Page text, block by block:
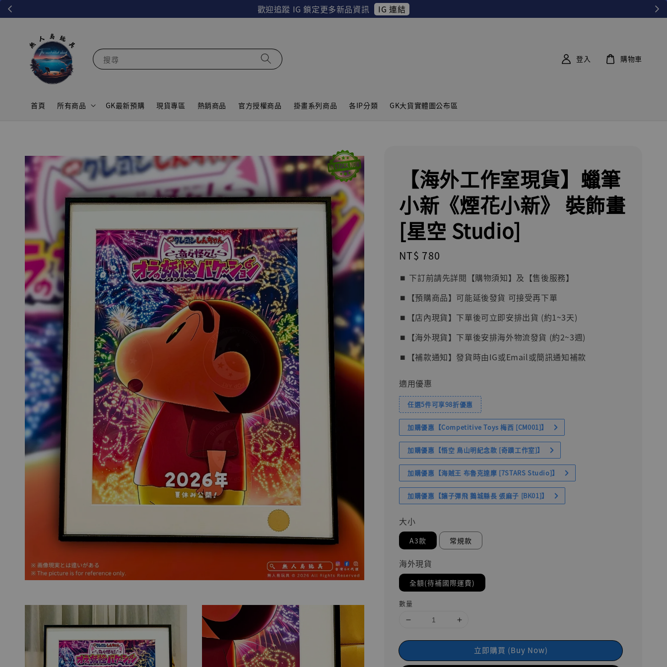
歡迎追蹤 IG 鎖定更多新品資訊 IG 連結
搜尋
首頁 所有商品 GK最新預購 現貨專區 熱銷商品 官方授權商品 掛畫系列商品 各IP分類 GK大貨實體圖公布區
登入 購物車
【海外工作室現貨】蠟筆
小新《煙花小新》 裝飾畫
[星空 Studio]
Regular
price
NT$ 780
⏹︎ 下訂前請先詳閱【購物須知】及【售後服務】
⏹︎【預購商品】可能延後發貨 可接受再下單
⏹︎【店內現貨】下單後可立即安排出貨 (約1~3天)
⏹︎【海外現貨】下單後安排海外物流發貨 (約2~3週)
⏹︎【補款通知】發貨時由IG或Email或簡訊通知補款
適用優惠
任選5件可享98折優惠
加購優惠【Competitive Toys 梅西 [CM001]】
加購優惠【悟空 鳥山明紀念款 [奇蹟工作室]】
加購優惠【海賊王 布魯克達摩 [7STARS Studio]】
加購優惠【讓子彈飛 鵝城縣長 張麻子 [BK01]】
大小
A3款 常規款
海外現貨
全額(待補國際運費)
數量
立即購買 (Buy Now)